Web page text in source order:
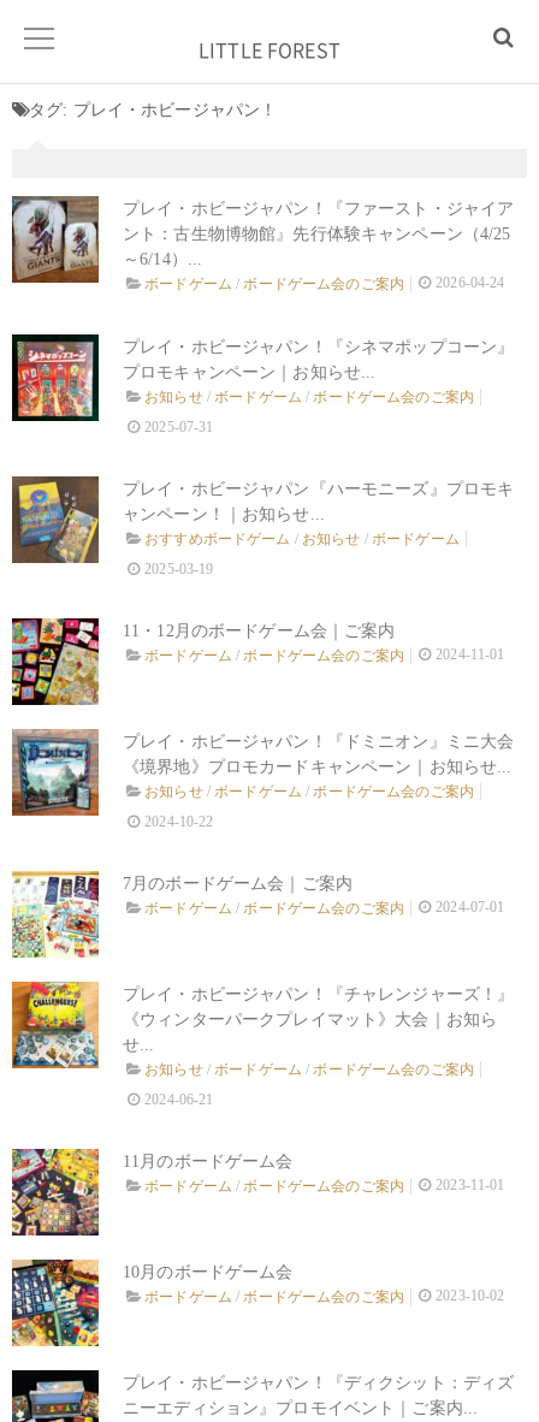
LITTLE FOREST
タグ: プレイ・ホビージャパン！
プレイ・ホビージャパン！『ファースト・ジャイア
ント：古生物博物館』先行体験キャンペーン（4/25
～6/14）...
ボードゲーム /ボードゲーム会のご案内 2026-04-24
プレイ・ホビージャパン！『シネマポップコーン』
プロモキャンペーン｜お知らせ...
お知らせ/ボードゲーム /ボードゲーム会のご案内
2025-07-31
プレイ・ホビージャパン『ハーモニーズ』プロモキ
ャンペーン！｜お知らせ...
おすすめボードゲーム / お知らせ / ボードゲーム
2025-03-19
11・12月のボードゲーム会｜ご案内
ボードゲーム /ボードゲーム会のご案内 2024-11-01
プレイ・ホビージャパン！『ドミニオン』ミニ大会
《境界地》プロモカードキャンペーン｜お知らせ...
お知らせ/ボードゲーム /ボードゲーム会のご案内
2024-10-22
7月のボードゲーム会｜ご案内
ボードゲーム /ボードゲーム会のご案内 2024-07-01
プレイ・ホビージャパン！『チャレンジャーズ！』
《ウィンターパークプレイマット》大会｜お知ら
せ...
お知らせ/ボードゲーム /ボードゲーム会のご案内
2024-06-21
11月のボードゲーム会
ボードゲーム /ボードゲーム会のご案内 2023-11-01
10月のボードゲーム会
ボードゲーム /ボードゲーム会のご案内 2023-10-02
プレイ・ホビージャパン！『ディクシット：ディズ
ニーエディション』プロモイベント｜ご案内...